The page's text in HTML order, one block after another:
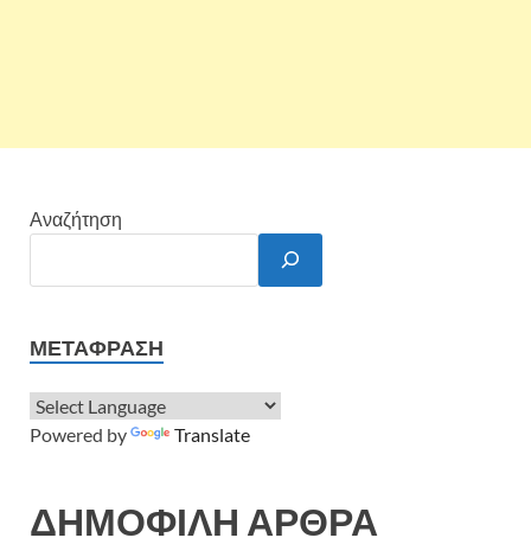
Αναζήτηση
ΜΕΤΆΦΡΑΣΗ
Powered by Translate
ΔΗΜΟΦΙΛΗ ΑΡΘΡΑ